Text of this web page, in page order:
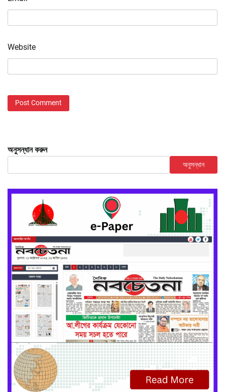
Website
অনুসন্ধান করুন
অনুসন্ধান